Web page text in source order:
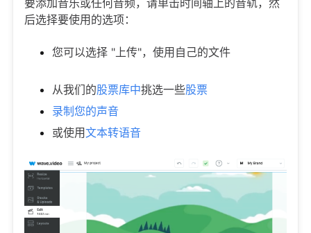
要添加音乐或任何音频，请单击时间轴上的音轨，然
后选择要使用的选项：
您可以选择 "上传"，使用自己的文件
从我们的股票库中挑选一些股票
录制您的声音
或使用文本转语音